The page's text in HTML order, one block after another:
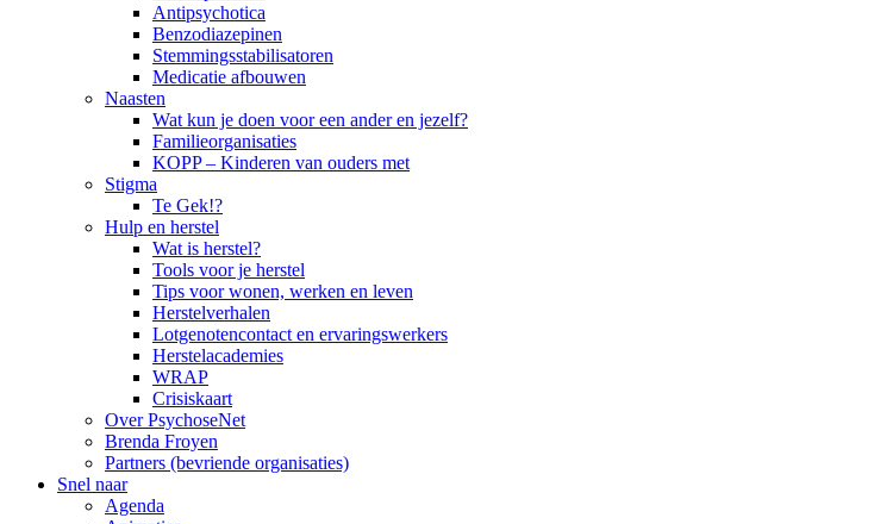
Antipsychotica
Benzodiazepinen
Stemmingsstabilisatoren
Medicatie afbouwen
Naasten
Wat kun je doen voor een ander en jezelf?
Familieorganisaties
KOPP – Kinderen van ouders met
Stigma
Te Gek!?
Hulp en herstel
Wat is herstel?
Tools voor je herstel
Tips voor wonen, werken en leven
Herstelverhalen
Lotgenotencontact en ervaringswerkers
Herstelacademies
WRAP
Crisiskaart
Over PsychoseNet
Brenda Froyen
Partners (bevriende organisaties)
Snel naar
Agenda